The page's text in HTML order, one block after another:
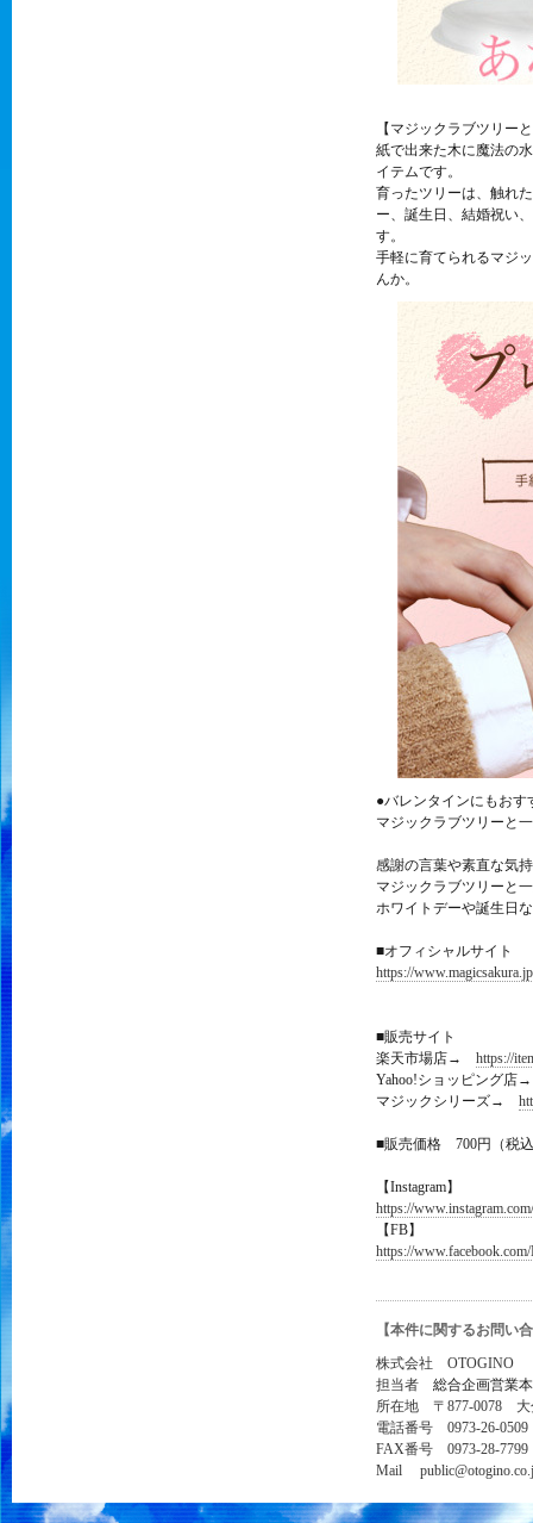
【マジックラブツリー
紙で出来た木に魔法の
イテムです。
育ったツリーは、触れ
ー、誕生日、結婚祝い
す。
手軽に育てられるマジ
んか。
●バレンタインにもおす
マジックラブツリーと
感謝の言葉や素直な気
マジックラブツリーと
ホワイトデーや誕生日
■オフィシャルサイト
https://
■販売サイト
楽天市場店→ https://
Yahoo!ショッピング
マジックシリーズ→
■販売価格 700円（税
【Instagram】
https://
【FB】
https://
【本件に関するお問い
株式会社 OTOGINO
担当者 総合企画営業
所在地 〒877-0078 大
電話番号 0973-26-0509
FAX番号 0973-28-7799
Mail